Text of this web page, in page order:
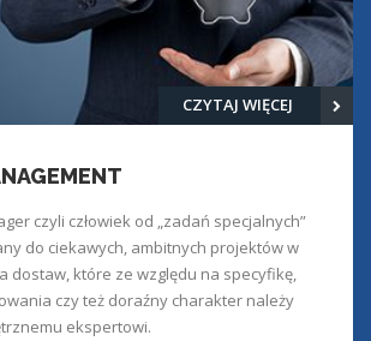
CZYTAJ WIĘCEJ
czyli człowiek od „zadań specjalnych”
do ciekawych, ambitnych projektów w
dostaw, które ze względu na specyfikę,
czy też doraźny charakter należy
ekspertowi.